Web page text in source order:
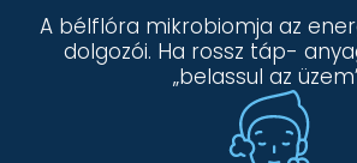
A bélflóra mikrobiomja az
dolgozói. Ha rossz táp-
„belassul az